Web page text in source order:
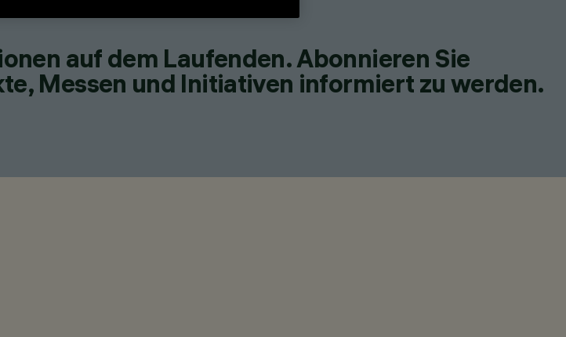
auf dem Laufenden. Abonnieren Sie
Messen und Initiativen informiert zu werden.